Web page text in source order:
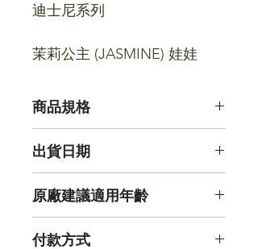
迪士尼系列
茉莉公主 (JASMINE) 娃娃
商品規格
出貨日期
原廠建議適用年齡
付款方式